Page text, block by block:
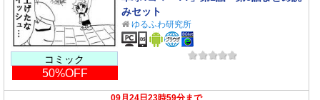
コミック
50%OFF
みセット
ゆるふわ研究所
09月24日23時59分まで